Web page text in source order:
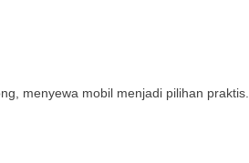
menyewa mobil menjadi pilihan praktis.